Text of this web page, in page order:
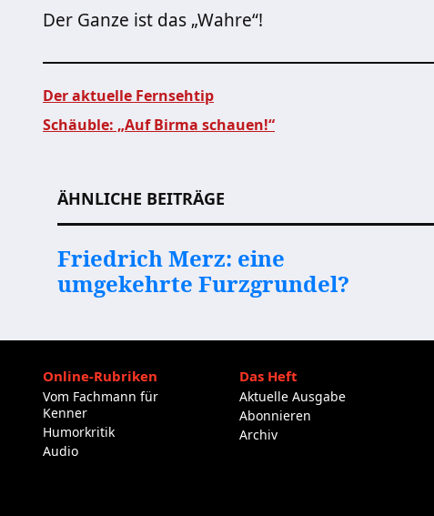
Der Ganze ist das „Wahre“!
Der aktuelle Fernsehtip
Schäuble: „Auf Birma schauen!“
ÄHNLICHE BEITRÄGE
Friedrich Merz: eine
umgekehrte Furzgrundel?
Online-Rubriken
Vom Fachmann für
Kenner
Humorkritik
Audio
Das Heft
Aktuelle Ausgabe
Abonnieren
Archiv